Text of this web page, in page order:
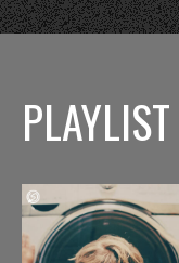
PLAYLIST